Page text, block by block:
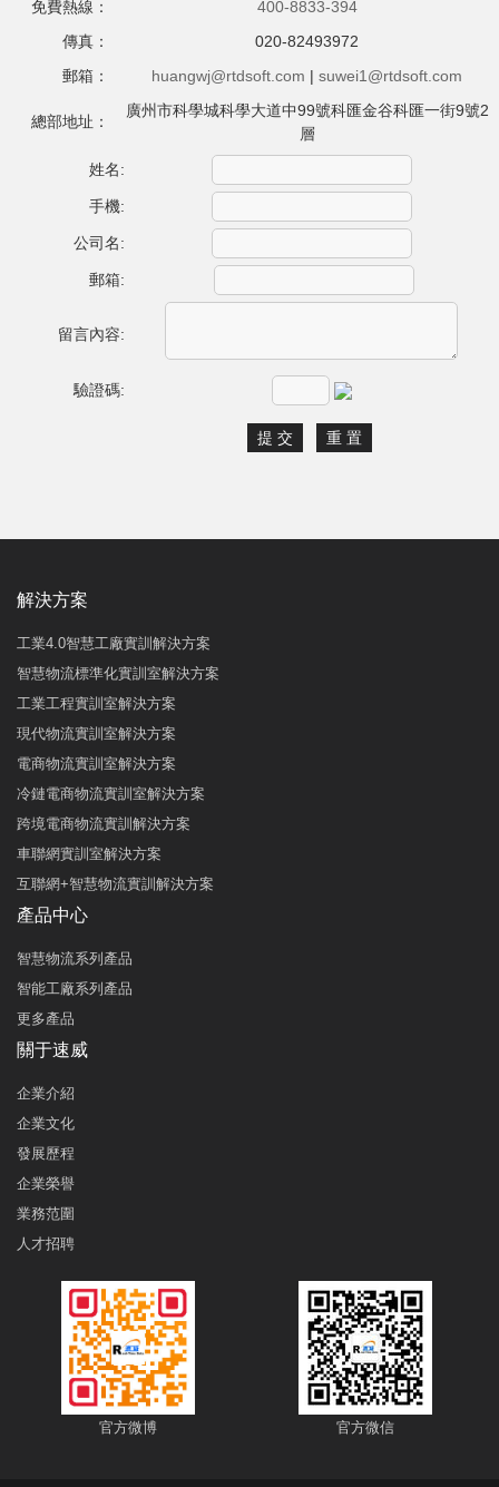
免費熱線：
400-8833-394
傳真：
020-82493972
郵箱：
huangwj@rtdsoft.com | suwei1@rtdsoft.com
總部地址：
廣州市科學城科學大道中99號科匯金谷科匯一街9號2
層
姓名:
手機:
公司名:
郵箱:
留言內容:
驗證碼:
解決方案
工業4.0智慧工廠實訓解決方案
智慧物流標準化實訓室解決方案
工業工程實訓室解決方案
現代物流實訓室解決方案
電商物流實訓室解決方案
冷鏈電商物流實訓室解決方案
跨境電商物流實訓解決方案
車聯網實訓室解決方案
互聯網+智慧物流實訓解決方案
產品中心
智慧物流系列產品
智能工廠系列產品
更多產品
關于速威
企業介紹
企業文化
發展歷程
企業榮譽
業務范圍
人才招聘
官方微博 官方微信